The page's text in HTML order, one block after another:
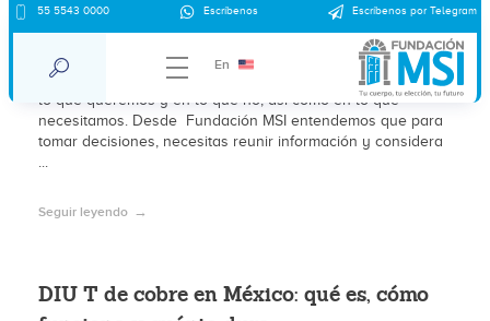
55 5543 0000 Escríbenos Escríbenos por Telegram
En
DIU T de cobre VS métodos
Cuando buscamos encontrar la mejor opción, pensamos en
lo que queremos y en lo que no, así como en lo que
necesitamos. Desde Fundación MSI entendemos que para
tomar decisiones, necesitas reunir información y considera
...
Seguir leyendo
DIU T de cobre en México: qué es, cómo